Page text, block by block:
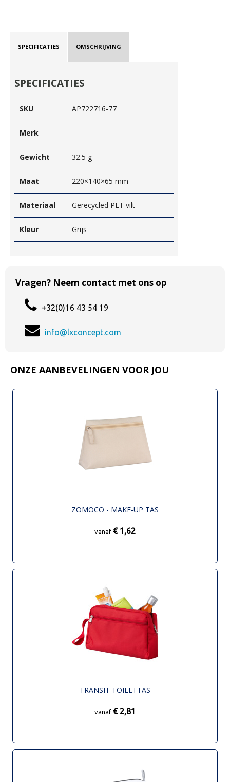
SPECIFICATIES OMSCHRIJVING
SPECIFICATIES
SKU AP722716-77
Merk
Gewicht 32.5 g
Maat 220×140×65 mm
Materiaal Gerecycled PET vilt
Kleur Grijs
Vragen? Neem contact met ons op
+32(0)16 43 54 19
info@lxconcept.com
ONZE AANBEVELINGEN VOOR JOU
ZOMOCO - MAKE-UP TAS
vanaf € 1,62
TRANSIT TOILETTAS
vanaf € 2,81